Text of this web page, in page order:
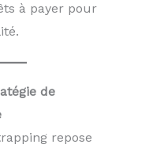
à payer pour
de
repose